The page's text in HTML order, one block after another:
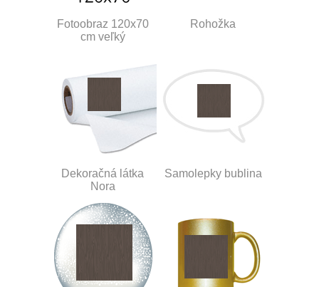
Fotoobraz 120x70
cm veľký
Rohožka
Dekoračná látka
Nora
Samolepky bublina